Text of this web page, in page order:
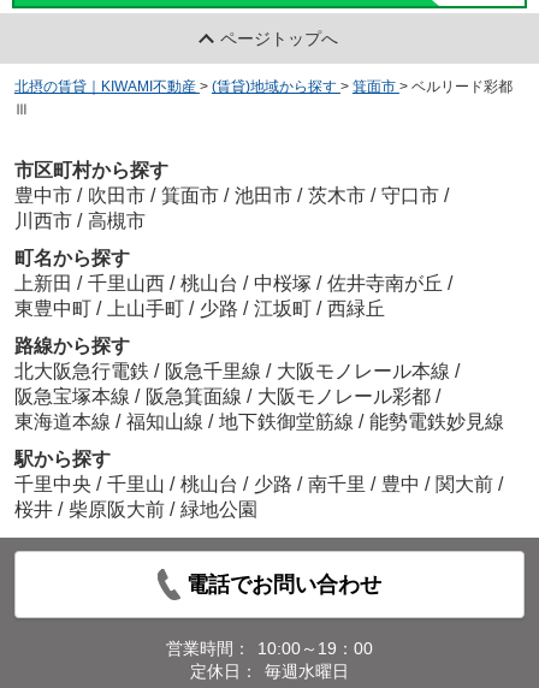
ページトップへ
北摂の賃貸｜KIWAMI不動産 > (賃貸)地域から探す > 箕面市 > ベルリード彩都
Ⅲ
市区町村から探す
豊中市 / 吹田市 / 箕面市 / 池田市 / 茨木市 / 守口市 /
川西市 / 高槻市
町名から探す
上新田 / 千里山西 / 桃山台 / 中桜塚 / 佐井寺南が丘 /
東豊中町 / 上山手町 / 少路 / 江坂町 / 西緑丘
路線から探す
北大阪急行電鉄 / 阪急千里線 / 大阪モノレール本線 /
阪急宝塚本線 / 阪急箕面線 / 大阪モノレール彩都 /
東海道本線 / 福知山線 / 地下鉄御堂筋線 / 能勢電鉄妙見線
駅から探す
千里中央 / 千里山 / 桃山台 / 少路 / 南千里 / 豊中 / 関大前 /
桜井 / 柴原阪大前 / 緑地公園
電話でお問い合わせ
営業時間：
10:00～19：00
定休日：
毎週水曜日